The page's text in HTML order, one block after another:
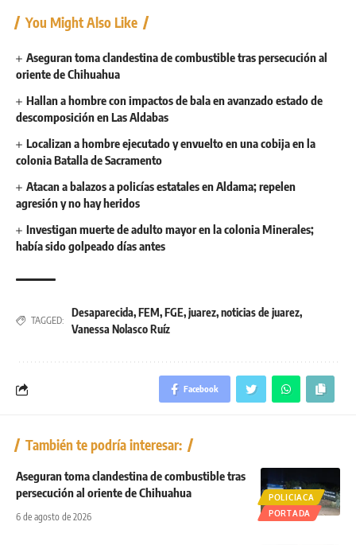
You Might Also Like
Aseguran toma clandestina de combustible tras persecución al
oriente de Chihuahua
Hallan a hombre con impactos de bala en avanzado estado de
descomposición en Las Aldabas
Localizan a hombre ejecutado y envuelto en una cobija en la
colonia Batalla de Sacramento
Atacan a balazos a policías estatales en Aldama; repelen
agresión y no hay heridos
Investigan muerte de adulto mayor en la colonia Minerales;
había sido golpeado días antes
TAGGED:
Desaparecida,FEM,FGE,juarez,noticias de juarez,
Vanessa Nolasco Ruíz
Facebook
También te podría interesar:
POLICIACA
PORTADA
Aseguran toma clandestina de combustible tras
persecución al oriente de Chihuahua
6 de agosto de 2026